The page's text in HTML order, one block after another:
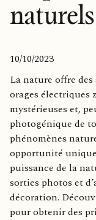
naturels
10/10/2023
La nature offre
orages électriques
mystérieuses et,
photogénique de
phénomènes
opportunité
puissance de la
sorties photos et
décoration.
pour obtenir des